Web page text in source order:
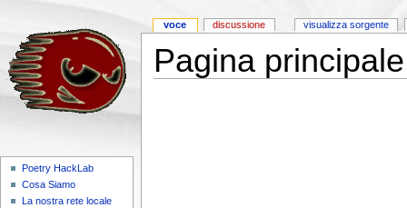
Pagina principale
voce discussione visualizza sorgente
Poetry HackLab
Cosa Siamo
La nostra rete locale